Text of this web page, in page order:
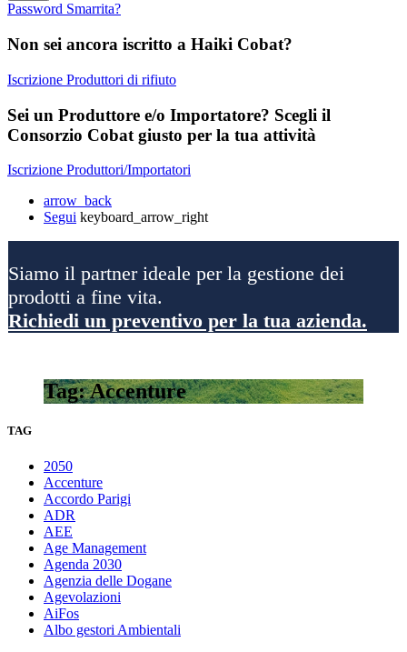
Password Smarrita?
Non sei ancora iscritto a Haiki Cobat?
Iscrizione Produttori di rifiuto
Sei un Produttore e/o Importatore? Scegli il
Consorzio Cobat giusto per la tua attività
Iscrizione Produttori/Importatori
arrow_back
Segui keyboard_arrow_right
Siamo il partner ideale per la gestione dei
prodotti a fine vita.
Richiedi un preventivo per la tua azienda.
Tag: Accenture
TAG
2050
Accenture
Accordo Parigi
ADR
AEE
Age Management
Agenda 2030
Agenzia delle Dogane
Agevolazioni
AiFos
Albo gestori Ambientali